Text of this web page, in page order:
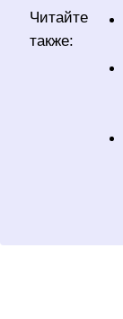
Читайте
также: